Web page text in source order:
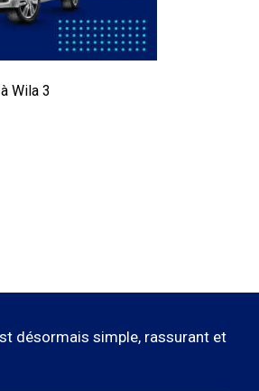
Wila 3
désormais simple, rassurant et